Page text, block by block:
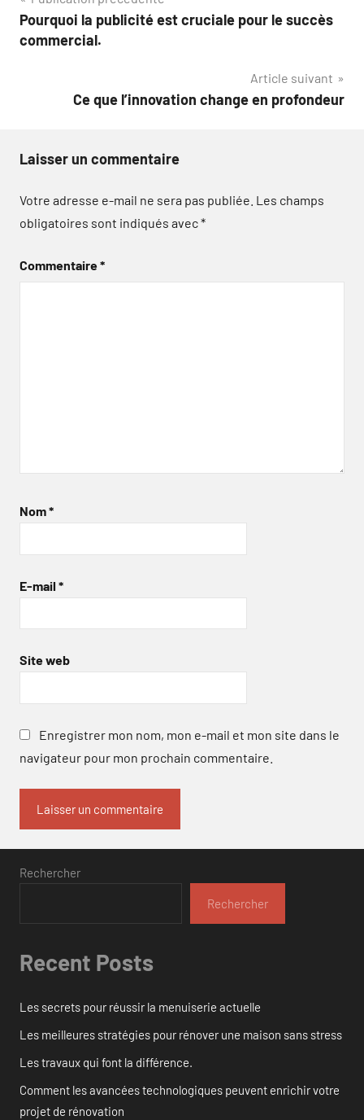
de
Pourquoi la publicité est cruciale pour le succès
commercial.
Article suivant
Ce que l’innovation change en profondeur
Laisser un commentaire
Votre adresse e-mail ne sera pas publiée. Les champs
obligatoires sont indiqués avec*
Commentaire*
Nom*
E-mail *
Site web
Enregistrer mon nom, mon e-mail et mon site dans le
navigateur pour mon prochain commentaire.
Rechercher
Rechercher
Recent Posts
Les secrets pour réussir la menuiserie actuelle
Les meilleures stratégies pour rénover une maison sans stress
Les travaux qui font la différence.
Comment les avancées technologiques peuvent enrichir votre
projet de rénovation